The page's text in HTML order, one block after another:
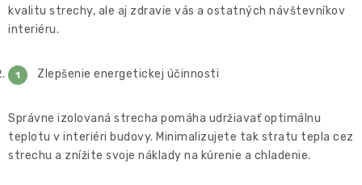
kvalitu strechy, ale aj zdravie vás a ostatných návštevníkov
interiéru.
Zlepšenie energetickej účinnosti
Správne izolovaná strecha pomáha udržiavať optimálnu
teplotu v interiéri budovy. Minimalizujete tak stratu tepla cez
strechu a znížite svoje náklady na kúrenie a chladenie.